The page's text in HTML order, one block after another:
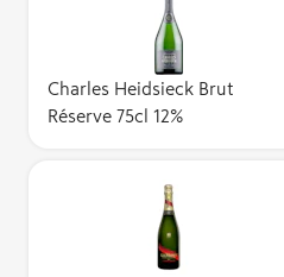
Charles Heidsieck Brut
Réserve 75cl 12%